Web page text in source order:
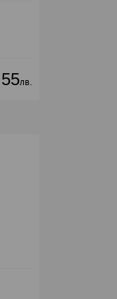
55лв.